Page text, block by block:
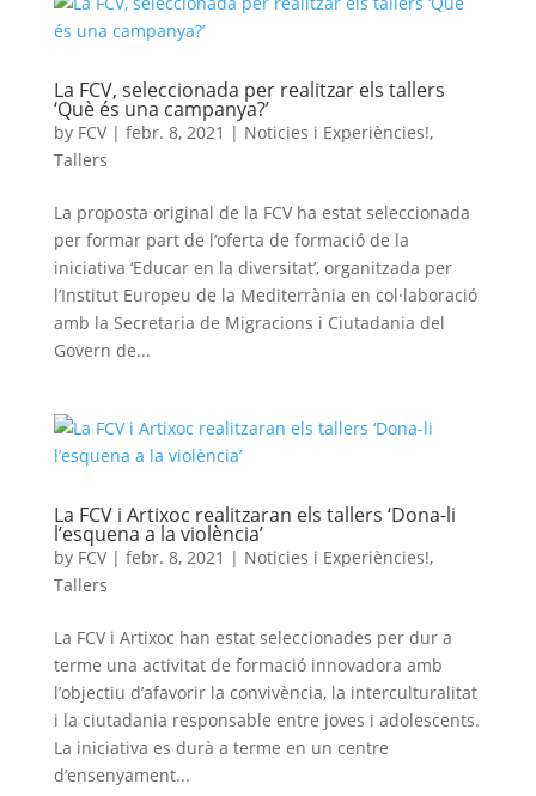
La FCV, seleccionada per realitzar els tallers
‘Què és una campanya?’
by FCV| febr. 8, 2021 | Noticies i Experiències!,
Tallers
La proposta original de la FCV ha estat seleccionada
per formar part de l’oferta de formació de la
iniciativa ‘Educar en la diversitat’, organitzada per
l’Institut Europeu de la Mediterrània en col·laboració
amb la Secretaria de Migracions i Ciutadania del
Govern de...
La FCV i Artixoc realitzaran els tallers ‘Dona-li
l’esquena a la violència’
by FCV| febr. 8, 2021 | Noticies i Experiències!,
Tallers
La FCV i Artixoc han estat seleccionades per dur a
terme una activitat de formació innovadora amb
l’objectiu d’afavorir la convivència, la interculturalitat
i la ciutadania responsable entre joves i adolescents.
La iniciativa es durà a terme en un centre
d’ensenyament...